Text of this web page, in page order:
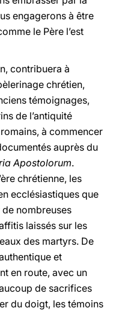
engagerons à être
le Père l’est
contribuera à
chrétien,
témoignages,
de l’antiquité
à commencer
auprès du
Apostolorum.
chrétienne, les
ecclésiastiques que
nombreuses
laissés sur les
des martyrs. De
et
en route, avec un
de sacrifices
du doigt, les témoins